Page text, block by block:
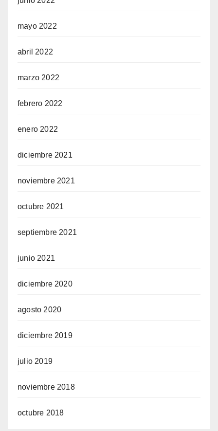
mayo 2022
abril 2022
marzo 2022
febrero 2022
enero 2022
diciembre 2021
noviembre 2021
octubre 2021
septiembre 2021
junio 2021
diciembre 2020
agosto 2020
diciembre 2019
julio 2019
noviembre 2018
octubre 2018